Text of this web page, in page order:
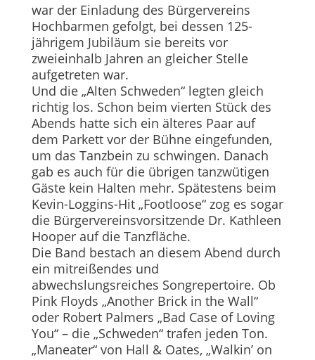
war der Einladung des Bürgervereins
Hochbarmen gefolgt, bei dessen 125-
jährigem Jubiläum sie bereits vor
zweieinhalb Jahren an gleicher Stelle
aufgetreten war.
Und die „Alten Schweden“ legten gleich
richtig los. Schon beim vierten Stück des
Abends hatte sich ein älteres Paar auf
dem Parkett vor der Bühne eingefunden,
um das Tanzbein zu schwingen. Danach
gab es auch für die übrigen tanzwütigen
Gäste kein Halten mehr. Spätestens beim
Kevin-Loggins-Hit „Footloose“ zog es sogar
die Bürgervereinsvorsitzende Dr. Kathleen
Hooper auf die Tanzfläche.
Die Band bestach an diesem Abend durch
ein mitreißendes und
abwechslungsreiches Song­repertoire. Ob
Pink Floyds „Another Brick in the Wall“
oder Robert Palmers „Bad Case of Loving
You“ – die „Schweden“ trafen jeden Ton.
„Maneater“ von Hall & Oates, „Walkin’ on